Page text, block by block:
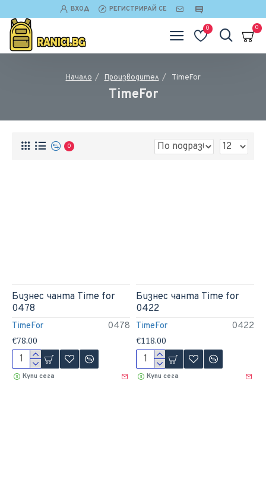
ВХОД РЕГИСТРИРАЙ СЕ
0 0
Начало Производител TimeFor
TimeFor
0
TimeFor 0478
Бизнес чанта Time for
0478
€78.00
Купи сега
TimeFor 0422
Бизнес чанта Time for
0422
€118.00
Купи сега